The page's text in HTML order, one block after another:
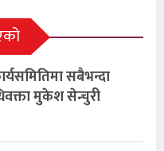
सबैभन्दा
मुकेश सेन्चुरी